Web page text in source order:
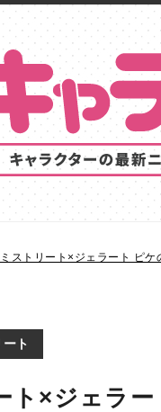
ストリート×ジェラート ピケ
ト
ト×ジェラー